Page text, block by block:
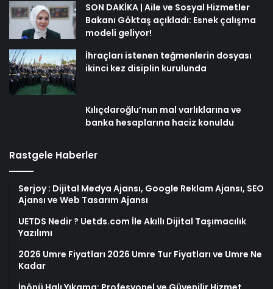
SON DAKİKA | Aile ve Sosyal Hizmetler
Bakanı Göktaş açıkladı: Esnek çalışma
modeli geliyor!
İhraçları istenen teğmenlerin dosyası
ikinci kez disiplin kurulunda
Kılıçdaroğlu’nun mal varlıklarına ve
banka hesaplarına haciz konuldu
Rastgele Haberler
Serjoy : Dijital Medya Ajansı, Google Reklam Ajansı, SEO
Ajansı ve Web Tasarım Ajansı
UETDS Nedir ? Uetds.com İle Akıllı Dijital Taşımacılık
Yazılımı
2026 Umre Fiyatları 2026 Umre Tur Fiyatları ve Umre Ne
Kadar